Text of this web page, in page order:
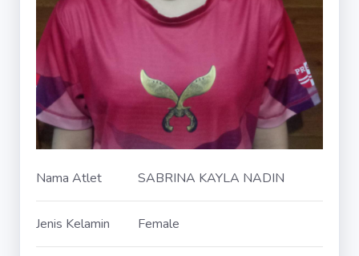
Nama Atlet SABRINA KAYLA NADIN
Jenis Kelamin Female